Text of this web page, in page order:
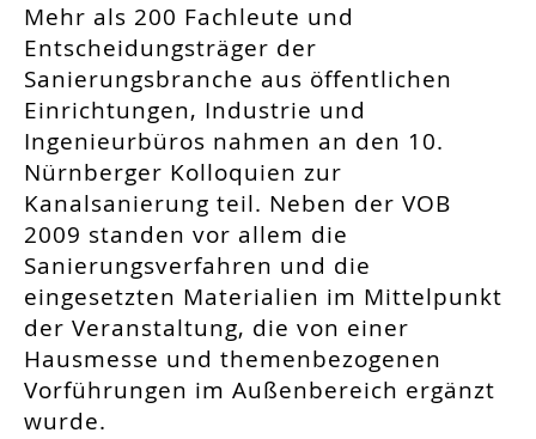
Mehr als 200 Fachleute und
Entscheidungsträger der
Sanierungsbranche aus öffentlichen
Einrichtungen, Industrie und
Ingenieurbüros nahmen an den 10.
Nürnberger Kolloquien zur
Kanalsanierung teil. Neben der VOB
2009 standen vor allem die
Sanierungsverfahren und die
eingesetzten Materialien im Mittelpunkt
der Veranstaltung, die von einer
Hausmesse und themenbezogenen
Vorführungen im Außenbereich ergänzt
wurde.